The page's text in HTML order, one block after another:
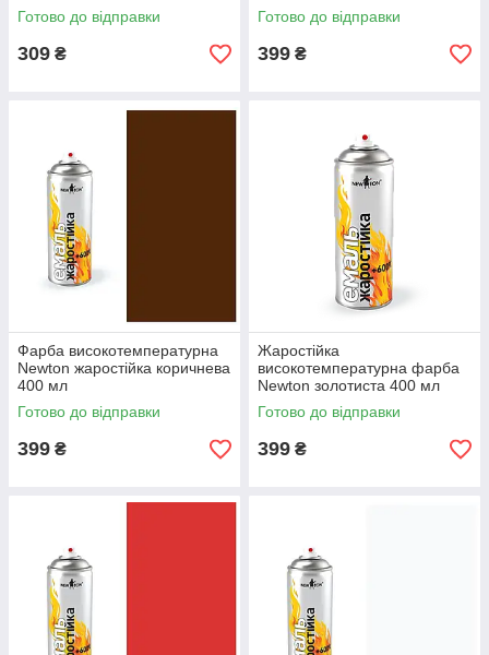
Готово до відправки
309 ₴
Готово до відправки
399 ₴
Фарба високотемпературна
Newton жаростійка коричнева
400 мл
Готово до відправки
399 ₴
Жаростійка
високотемпературна фарба
Newton золотиста 400 мл
Готово до відправки
399 ₴